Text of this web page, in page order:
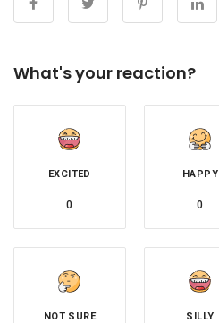
What's your reaction?
EXCITED
0
HAPPY
0
NOT SURE SILLY